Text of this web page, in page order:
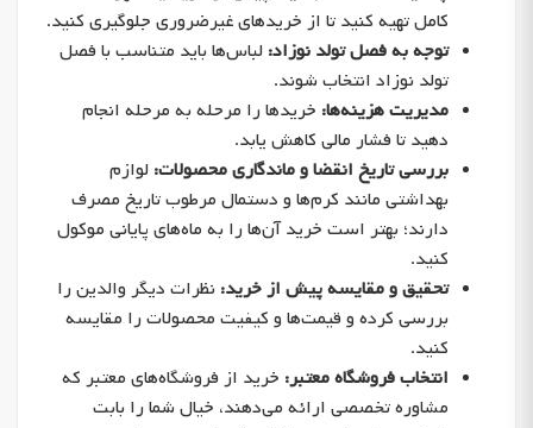
کامل تهیه کنید تا از خریدهای غیرضروری جلوگیری کنید.
توجه به فصل تولد نوزاد: لباس‌ها باید متناسب با فصل
تولد نوزاد انتخاب شوند.
مدیریت هزینه‌ها: خریدها را مرحله به مرحله انجام
دهید تا فشار مالی کاهش یابد.
بررسی تاریخ انقضا و ماندگاری محصولات: لوازم
بهداشتی مانند کرم‌ها و دستمال مرطوب تاریخ مصرف
دارند؛ بهتر است خرید آن‌ها را به ماه‌های پایانی موکول
کنید.
تحقیق و مقایسه پیش از خرید: نظرات دیگر والدین را
بررسی کرده و قیمت‌ها و کیفیت محصولات را مقایسه
کنید.
انتخاب فروشگاه معتبر: خرید از فروشگاه‌های معتبر که
مشاوره تخصصی ارائه می‌دهند، خیال شما را بابت